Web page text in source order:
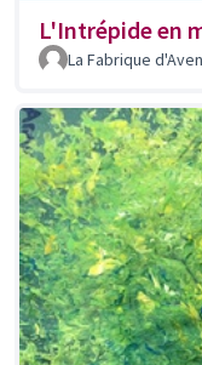
L'Intrépide en
La Fabrique